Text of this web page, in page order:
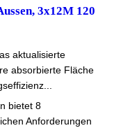
3x12M 120
aktualisierte
absorbierte Fläche
bietet 8
Anforderungen